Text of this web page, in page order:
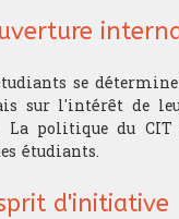
se
sur l'intérêt de
La politique du
étudiants.
d'initiative